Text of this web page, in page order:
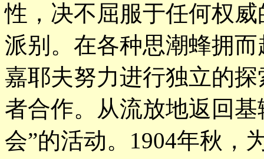
性，决不屈服于任何权
派别。在各种思潮蜂拥
嘉耶夫努力进行独立的
者合作。从流放地返回
会”的活动。1904年秋，